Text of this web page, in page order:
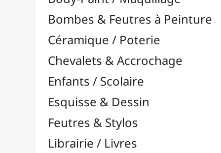
Feutres & Stylos
Librairie / Livres
Loisirs Créatifs
Médiums, Vernis & Colles
Modelage / Sculpture
Peintures / Couleurs
Résines / Moulage
Alginate
Charges / Poudres & Fibres
